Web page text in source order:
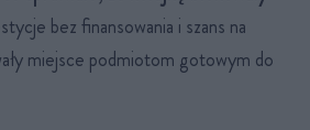
bez finansowania i szans na
miejsce podmiotom gotowym do